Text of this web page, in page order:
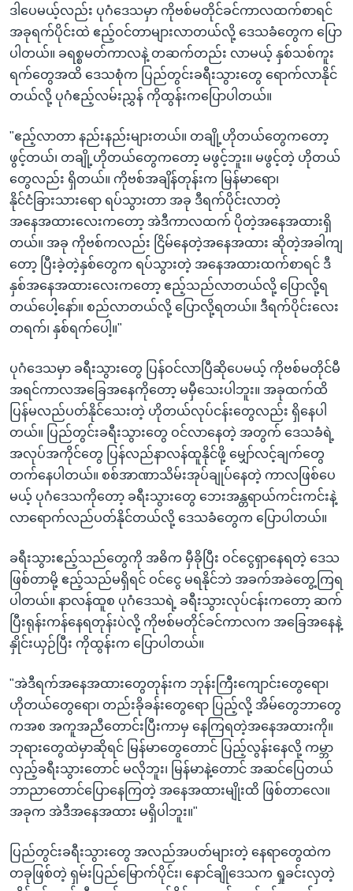
ဒါပေမယ့်လည်း ပုဂံဒေသမှာ ကိုဗစ်မတိုင်ခင်ကာလထက်စာရင်
အခုရက်ပိုင်းထဲ ဧည့်ဝင်တာများလာတယ်လို့ ဒေသခံတွေက ပြော
ပါတယ်။ ခရစ္စမတ်ကာလနဲ့ တဆက်တည်း လာမယ့် နှစ်သစ်ကူး
ရက်တွေအထိ ဒေသစုံက ပြည်တွင်းခရီးသွားတွေ ရောက်လာနိုင်
တယ်လို့ ပုဂံဧည့်လမ်းညွှန် ကိုထွန်းကပြောပါတယ်။
"ဧည့်လာတာ နည်းနည်းများတယ်။ တချို့ဟိုတယ်တွေကတော့
ဖွင့်တယ်၊ တချို့ဟိုတယ်တွေကတော့ မဖွင့်ဘူး။ မဖွင့်တဲ့ ဟိုတယ်
တွေလည်း ရှိတယ်။ ကိုဗစ်အချိန်တုန်းက မြန်မာရော၊
နိုင်ငံခြားသားရော ရပ်သွားတာ အခု ဒီရက်ပိုင်းလာတဲ့
အနေအထားလေးကတော့ အဲဒီကာလထက် ပိုတဲ့အနေအထားရှိ
တယ်။ အခု ကိုဗစ်ကလည်း ငြိမ်နေတဲ့အနေအထား ဆိုတဲ့အခါကျ
တော့ ပြီးခဲ့တဲ့နှစ်တွေက ရပ်သွားတဲ့ အနေအထားထက်စာရင် ဒီ
နှစ်အနေအထားလေးကတော့ ဧည့်သည်လာတယ်လို့ ပြောလို့ရ
တယ်ပေါ့နော်။ စည်လာတယ်လို့ ပြောလို့ရတယ်။ ဒီရက်ပိုင်းလေး
တရက်၊ နှစ်ရက်ပေါ့။"
ပုဂံဒေသမှာ ခရီးသွားတွေ ပြန်ဝင်လာပြီဆိုပေမယ့် ကိုဗစ်မတိုင်မီ
အရင်ကာလအခြေအနေကိုတော့ မမှီသေးပါဘူး။ အခုထက်ထိ
ပြန်မလည်ပတ်နိုင်သေးတဲ့ ဟိုတယ်လုပ်ငန်းတွေလည်း ရှိနေပါ
တယ်။ ပြည်တွင်းခရီးသွားတွေ ဝင်လာနေတဲ့ အတွက် ဒေသခံရဲ့
အလုပ်အကိုင်တွေ ပြန်လည်နာလန်ထူနိုင်ဖို့ မျှော်လင့်ချက်တွေ
တက်နေပါတယ်။ စစ်အာဏာသိမ်းအုပ်ချုပ်နေတဲ့ ကာလဖြစ်ပေ
မယ့် ပုဂံဒေသကိုတော့ ခရီးသွားတွေ ဘေးအန္တရာယ်ကင်းကင်းနဲ့
လာရောက်လည်ပတ်နိုင်တယ်လို့ ဒေသခံတွေက ပြောပါတယ်။
ခရီးသွားဧည့်သည်တွေကို အဓိက မှီခိုပြီး ဝင်ငွေရှာနေရတဲ့ ဒေသ
ဖြစ်တာမို့ ဧည့်သည်မရှိရင် ဝင်ငွေ မရနိုင်ဘဲ အခက်အခဲတွေ့ကြရ
ပါတယ်။ နာလန်ထူစ ပုဂံဒေသရဲ့ ခရီးသွားလုပ်ငန်းကတော့ ဆက်
ပြီးရုန်းကန်နေရတုန်းပဲလို့ ကိုဗစ်မတိုင်ခင်ကာလက အခြေအနေနဲ့
နှိုင်းယှဉ်ပြီး ကိုထွန်းက ပြောပါတယ်။
"အဲဒီရက်အနေအထားတွေတုန်းက ဘုန်းကြီးကျောင်းတွေရော၊
ဟိုတယ်တွေရော၊ တည်းခိုခန်းတွေရော ပြည့်လို့ အိမ်တွေဘာတွေ
ကအစ အကူအညီတောင်းပြီးကာမှ နေကြရတဲ့အနေအထားကို။
ဘုရားတွေထဲမှာဆိုရင် မြန်မာတွေတောင် ပြည့်လွန်းနေလို့ ကမ္ဘာ
လှည့်ခရီးသွားတောင် မလိုဘူး၊ မြန်မာနဲ့တောင် အဆင်ပြေတယ်
ဘာညာတောင်ပြောနေကြတဲ့ အနေအထားမျိုးထိ ဖြစ်တာလေ။
အခုက အဲဒီအနေအထား မရှိပါဘူး။"
ပြည်တွင်းခရီးသွားတွေ အလည်အပတ်များတဲ့ နေရာတွေထဲက
တခုဖြစ်တဲ့ ရှမ်းပြည်မြောက်ပိုင်း၊ နောင်ချိုဒေသက ရှုခင်းလှတဲ့